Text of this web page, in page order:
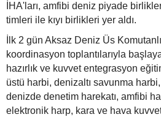
İHA'ları, amfibi deniz piyade
timleri ile kıyı birlikleri yer aldı.
İlk 2 gün Aksaz Deniz Üs
koordinasyon toplantılarıyla
hazırlık ve kuvvet entegrasyon
üstü harbi, denizaltı savunma
denizde denetim harekatı, amfibi
elektronik harp, kara ve hava